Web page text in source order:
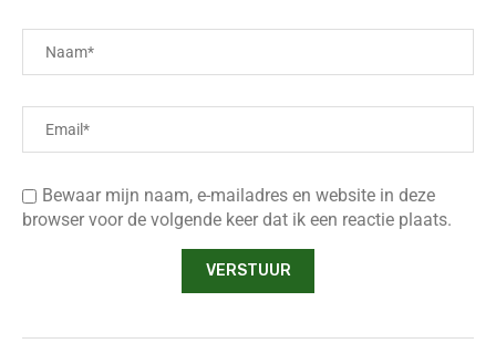
Bewaar mijn naam, e-mailadres en website in deze
browser voor de volgende keer dat ik een reactie plaats.